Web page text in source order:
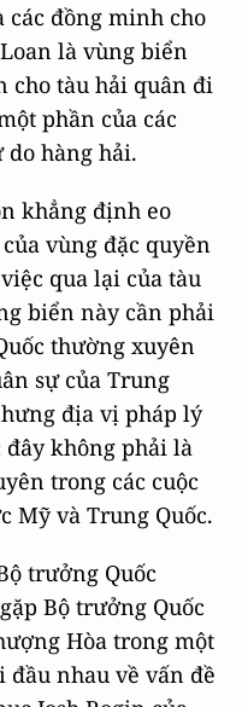
các đồng minh cho
là vùng biển
cho tàu hải quân đi
phần của các
hàng hải.
khẳng định eo
vùng đặc quyền
qua lại của tàu
biển này cần phải
thường xuyên
sự của Trung
địa vị pháp lý
không phải là
trong các cuộc
Mỹ và Trung Quốc.
trưởng Quốc
Bộ trưởng Quốc
Hòa trong một
đầu nhau về vấn đề